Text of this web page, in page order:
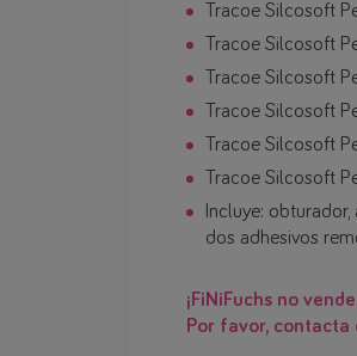
Tracoe Silcosoft
Tracoe Silcosoft
Tracoe Silcosoft
Tracoe Silcosoft
Tracoe Silcosoft
Tracoe Silcosoft
Incluye:
dos adhesivos
¡FiNiFuchs no
Por favor,